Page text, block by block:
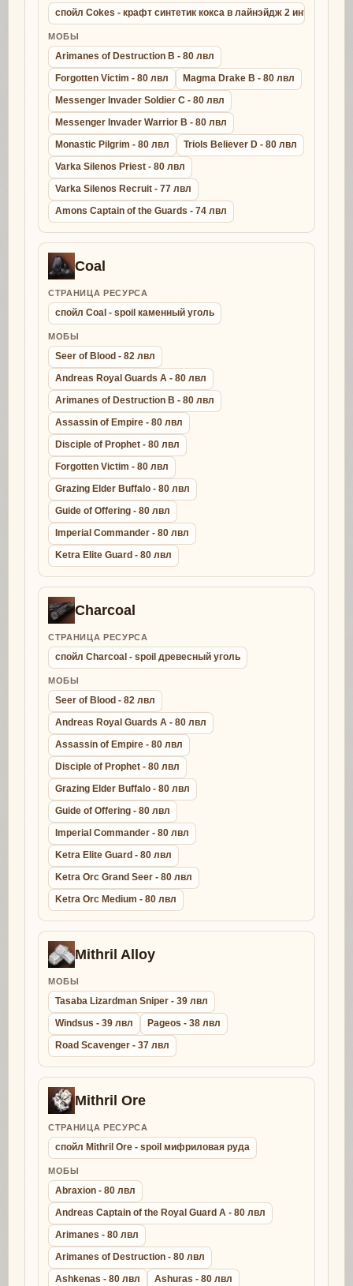
спойл Cokes - крафт синтетик кокса в лайнэйдж 2 интерлюд
МОБЫ
Arimanes of Destruction B - 80 лвл
Forgotten Victim - 80 лвл
Magma Drake B - 80 лвл
Messenger Invader Soldier C - 80 лвл
Messenger Invader Warrior B - 80 лвл
Monastic Pilgrim - 80 лвл
Triols Believer D - 80 лвл
Varka Silenos Priest - 80 лвл
Varka Silenos Recruit - 77 лвл
Amons Captain of the Guards - 74 лвл
Coal
СТРАНИЦА РЕСУРСА
спойл Coal - spoil каменный уголь
МОБЫ
Seer of Blood - 82 лвл
Andreas Royal Guards A - 80 лвл
Arimanes of Destruction B - 80 лвл
Assassin of Empire - 80 лвл
Disciple of Prophet - 80 лвл
Forgotten Victim - 80 лвл
Grazing Elder Buffalo - 80 лвл
Guide of Offering - 80 лвл
Imperial Commander - 80 лвл
Ketra Elite Guard - 80 лвл
Charcoal
СТРАНИЦА РЕСУРСА
спойл Charcoal - spoil древесный уголь
МОБЫ
Seer of Blood - 82 лвл
Andreas Royal Guards A - 80 лвл
Assassin of Empire - 80 лвл
Disciple of Prophet - 80 лвл
Grazing Elder Buffalo - 80 лвл
Guide of Offering - 80 лвл
Imperial Commander - 80 лвл
Ketra Elite Guard - 80 лвл
Ketra Orc Grand Seer - 80 лвл
Ketra Orc Medium - 80 лвл
Mithril Alloy
МОБЫ
Tasaba Lizardman Sniper - 39 лвл
Windsus - 39 лвл
Pageos - 38 лвл
Road Scavenger - 37 лвл
Mithril Ore
СТРАНИЦА РЕСУРСА
спойл Mithril Ore - spoil мифриловая руда
МОБЫ
Abraxion - 80 лвл
Andreas Captain of the Royal Guard A - 80 лвл
Arimanes - 80 лвл
Arimanes of Destruction - 80 лвл
Ashkenas - 80 лвл
Ashuras - 80 лвл